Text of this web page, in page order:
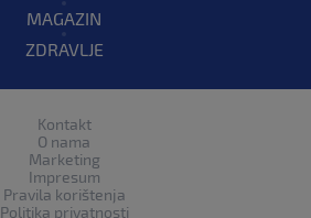
MAGAZIN
ZDRAVLJE
Kontakt
O nama
Marketing
Impresum
Pravila korištenja
Politika privatnosti